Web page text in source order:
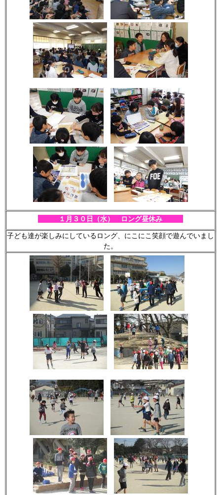
１月３０ 日（水） ロング昼休み
子ども達が楽しみにしているロング、にこにこ笑顔で遊んでいまし
た。